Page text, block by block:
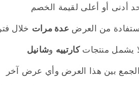
أدنى أو أعلى لقيمة الخصم
من العرض عدة مرات خلال
يشمل منتجاتكارتييه وشانيل
بين هذا العرض وأي عرض آخر